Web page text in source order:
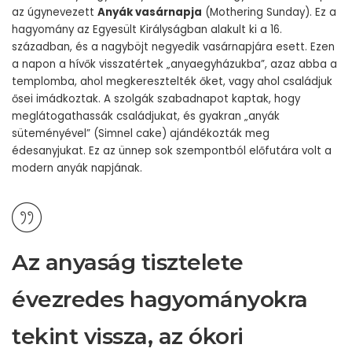
az úgynevezett Anyák vasárnapja (Mothering Sunday). Ez a
hagyomány az Egyesült Királyságban alakult ki a 16.
században, és a nagyböjt negyedik vasárnapjára esett. Ezen
a napon a hívők visszatértek „anyaegyházukba”, azaz abba a
templomba, ahol megkeresztelték őket, vagy ahol családjuk
ősei imádkoztak. A szolgák szabadnapot kaptak, hogy
meglátogathassák családjukat, és gyakran „anyák
süteményével” (Simnel cake) ajándékozták meg
édesanyjukat. Ez az ünnep sok szempontból előfutára volt a
modern anyák napjának.
Az anyaság tisztelete
évezredes hagyományokra
tekint vissza, az ókori